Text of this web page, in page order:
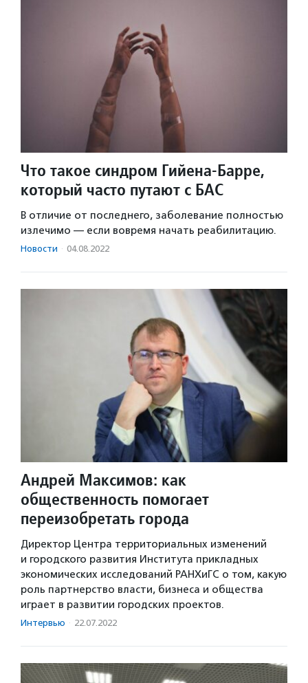
Что такое синдром Гийена-Барре,
который часто путают с БАС
В отличие от последнего, заболевание полностью
излечимо — если вовремя начать реабилитацию.
Новости · 04.08.2022
Андрей Максимов: как
общественность помогает
переизобретать города
Директор Центра территориальных изменений
и городского развития Института прикладных
экономических исследований РАНХиГС о том, какую
роль партнерство власти, бизнеса и общества
играет в развитии городских проектов.
Интервью · 22.07.2022